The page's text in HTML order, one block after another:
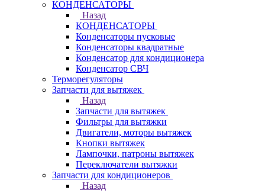
КОНДЕНСАТОРЫ
Назад
КОНДЕНСАТОРЫ
Конденсаторы пусковые
Конденсаторы квадратные
Конденсатор для кондиционера
Конденсатор СВЧ
Терморегуляторы
Запчасти для вытяжек
Назад
Запчасти для вытяжек
Фильтры для вытяжки
Двигатели, моторы вытяжек
Кнопки вытяжек
Лампочки, патроны вытяжек
Переключатели вытяжки
Запчасти для кондиционеров
Назад